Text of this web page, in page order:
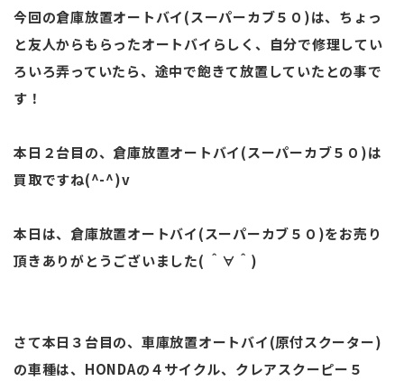
今回の倉庫放置オートバイ(スーパーカブ５０)は、ちょっ
と友人からもらったオートバイらしく、自分で修理してい
ろいろ弄っていたら、途中で飽きて放置していたとの事で
す！
本日２台目の、倉庫放置オートバイ(スーパーカブ５０)は
買取ですね(^-^)v
本日は、倉庫放置オートバイ(スーパーカブ５０)をお売り
頂きありがとうございました( ＾∀＾)
さて本日３台目の、車庫放置オートバイ(原付スクーター)
の車種は、HONDAの４サイクル、クレアスクーピー５